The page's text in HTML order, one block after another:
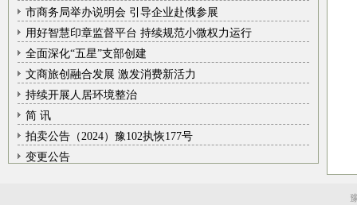
市商务局举办说明会 引导企业赴俄参展
用好智慧印章监督平台 持续规范小微权力运行
全面深化“五星”支部创建
文商旅创融合发展 激发消费新活力
持续开展人居环境整治
简 讯
拍卖公告（2024）豫102执恢177号
变更公告